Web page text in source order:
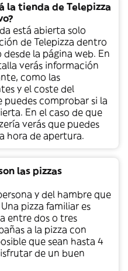
la tienda de Telepizza
está abierta solo
de Telepizza dentro
la página web. En
verás información
como las
y el coste del
comprobar si la
En el caso de que
verás que puedes
hora de apertura.
las pizzas
y del hambre que
pizza familiar es
entre dos o tres
a la pizza con
que sean hasta 4
de un buen